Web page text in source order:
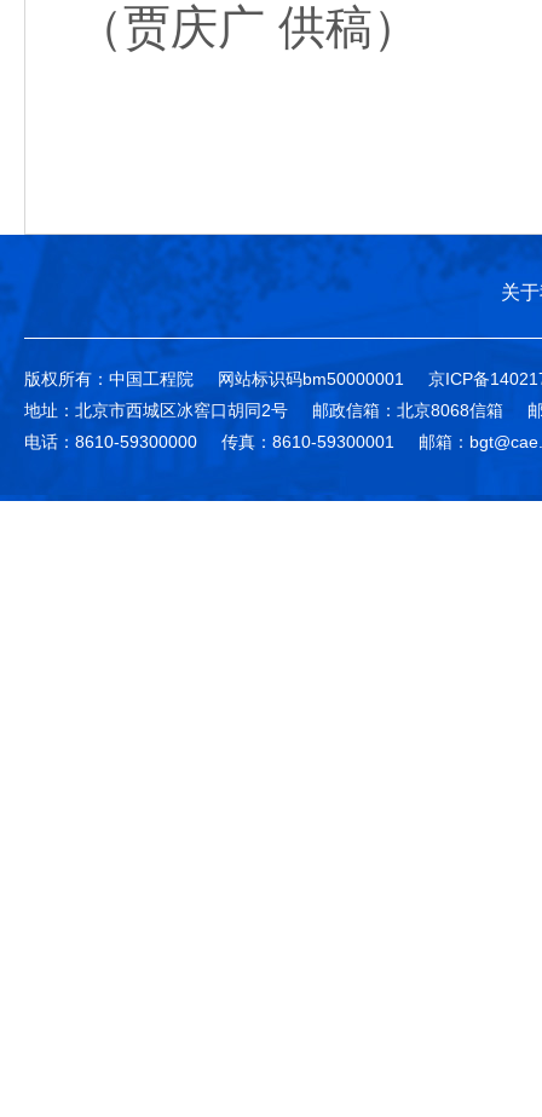
（贾庆广 供稿）
关
版权所有：中国工程院 网站标识码bm50000001
京ICP备
地址：北京市西城区冰窖口胡同2号
邮政信箱：北京8068信箱
电话：8610-59300000
传真：8610-59300001 邮箱：